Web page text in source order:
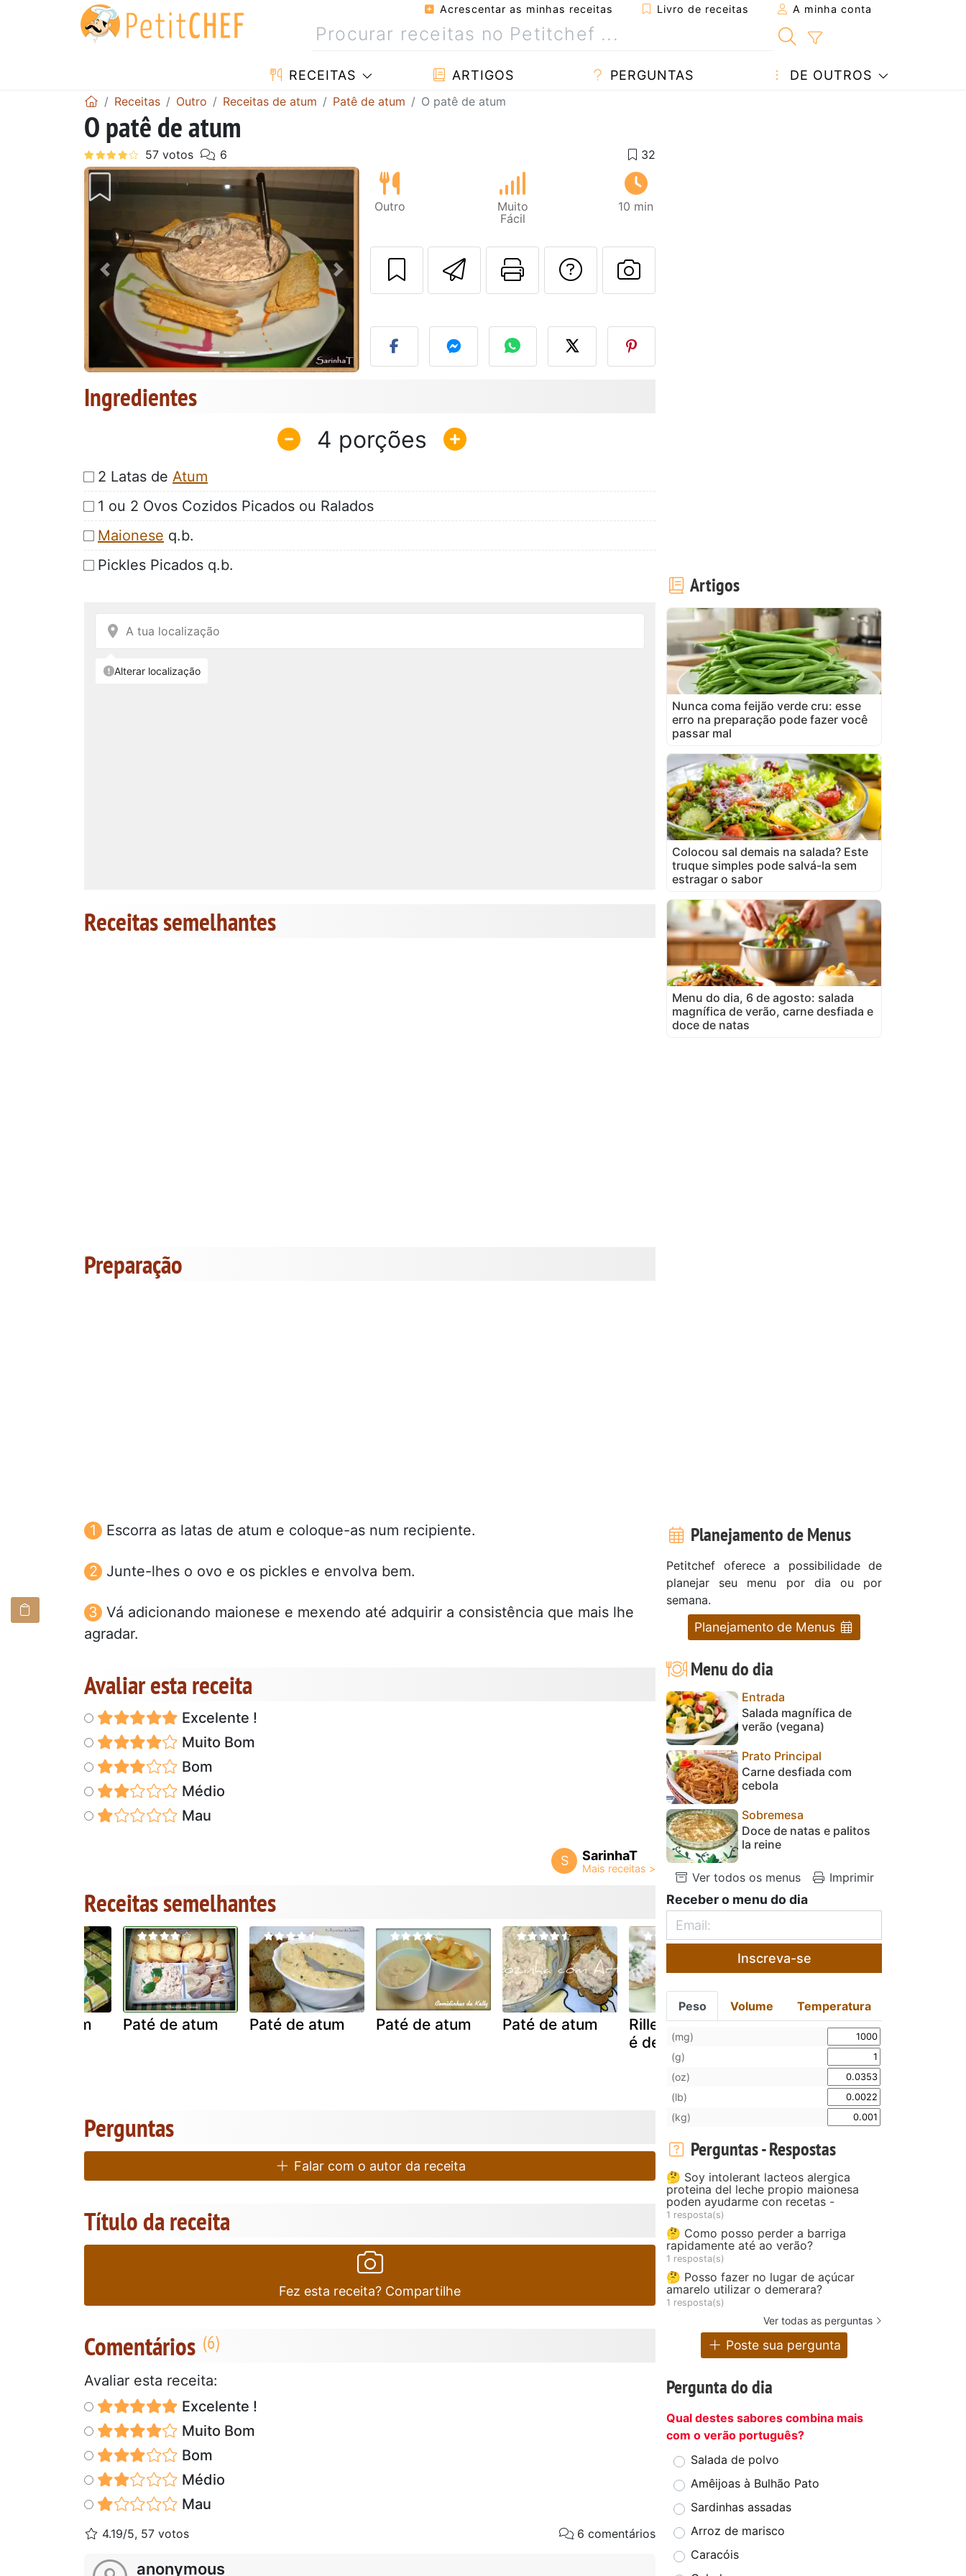
Acrescentar as minhas receitas Livro de receitas A minha conta
RECEITAS ARTIGOS PERGUNTAS DE OUTROS
Receitas Outro Receitas de atum Patê de atum O patê de atum
O patê de atum
Anterior Next
Outro
Muito
Fácil
10 min
Enviar esta receita a um amigo
Imprima esta página
Falar com o autor da receita
Fez esta receita? Compartilhe
Ingredientes
4
2 Latas de Atum
1 ou 2 Ovos Cozidos Picados ou Ralados
Maionese q.b.
Pickles Picados q.b.
Receitas semelhantes
Preparação
Escorra as latas de atum e coloque-as num recipiente.
Junte-lhes o ovo e os pickles e envolva bem.
Vá adicionando maionese e mexendo até adquirir a consistência que mais lhe
agradar.
Avaliar esta receita
Excelente !
Muito Bom
Bom
Médio
Mau
S SarinhaT
Receitas semelhantes
de atum Paté de atum Paté de atum Paté de atum Paté de atum
Rillettes - patê/
é de atum
Semana dos
patês - paté de
Patê de
Perguntas
Falar com o autor da receita
Título da receita
Fez esta receita? Compartilhe
Comentários
Avaliar esta receita:
Excelente !
Muito Bom
Bom
Médio
Mau
4.19/5, 57 votos 6 comentários
anonymous
Artigos
Nunca coma feijão verde cru: esse
erro na preparação pode fazer você
passar mal
Colocou sal demais na salada? Este
truque simples pode salvá-la sem
estragar o sabor
Menu do dia, 6 de agosto: salada
magnífica de verão, carne desfiada e
doce de natas
Planejamento de Menus
Petitchef oferece a possibilidade de
planejar seu menu por dia ou por
semana.
Planejamento de Menus
Menu do dia
Entrada
Salada magnífica de
verão (vegana)
Prato Principal
Carne desfiada com
cebola
Sobremesa
Doce de natas e palitos
la reine
Ver todos os menus Imprimir
Receber o menu do dia
Inscreva-se
Peso Volume Temperatura
(mg)
(g)
(oz)
(lb)
(kg)
Perguntas - Respostas
🤔 Soy intolerant lacteos alergica
proteina del leche propio maionesa
poden ayudarme con recetas -
1 resposta(s)
🤔 Como posso perder a barriga
rapidamente até ao verão?
1 resposta(s)
🤔 Posso fazer no lugar de açúcar
amarelo utilizar o demerara?
1 resposta(s)
Ver todas as perguntas
Poste sua pergunta
Pergunta do dia
Qual destes sabores combina mais
com o verão português?
Salada de polvo
Amêijoas à Bulhão Pato
Sardinhas assadas
Arroz de marisco
Caracóis